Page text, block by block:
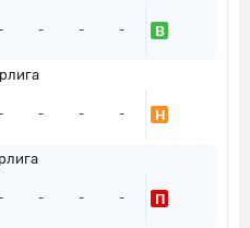
- - - В
- - - Н
- - - П